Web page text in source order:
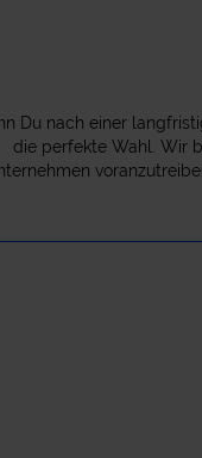
Du nach einer
die perfekte Wahl. Wir